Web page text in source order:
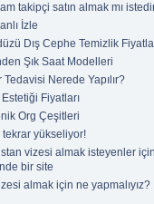
takipçi satın almak mı
İzle
Dış Cephe Temizlik
Şık Saat Modelleri
Tedavisi Nerede Yapılır?
Fiyatları
Org Çeşitleri
tekrar yükseliyor!
vizesi almak isteyenler
bir site
almak için ne yapmalıyız?